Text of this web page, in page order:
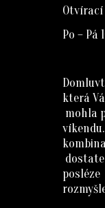
Otvírací
Po – Pá
která
mohla